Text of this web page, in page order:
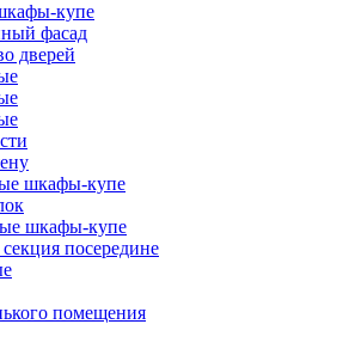
купе
фасад
дверей
шкафы-купе
шкафы-купе
посередине
помещения